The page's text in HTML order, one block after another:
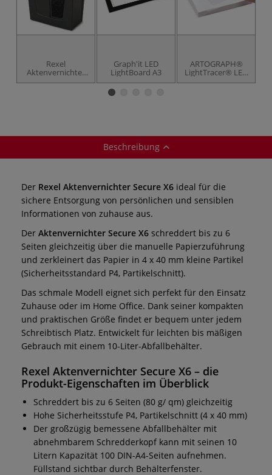
Rexel
Aktenvernichter
Secure S5
Graph'it LED
LightBoard A3
ARTOGRAPH®
LightTracer® LED
Lichtbox
Beschreibung
Der Rexel Aktenvernichter Secure X6 ideal für die
sichere Entsorgung von persönlichen und sensiblen
Informationen von zuhause aus.
Der Aktenvernichter Secure X6 schreddert bis zu 6
Seiten gleichzeitig über die manuelle Papierzuführung
und zerkleinert das Papier in 4 x 40 mm kleine Partikel
(Sicherheitsstandard P4, Partikelschnitt).
Das schmale Modell eignet sich perfekt für den Einsatz
Zuhause oder im Home Office. Dank seiner kompakten
und praktischen Größe findet er bequem unter jedem
Schreibtisch Platz. Entwickelt für leichten bis mäßigen
Gebrauch mit einem 10-Liter-Abfallbehälter.
Rexel Aktenvernichter Secure X6 – die
Produkt-Eigenschaften im Überblick
Schreddert bis zu 6 Seiten (80 g/ qm) gleichzeitig
Hohe Sicherheitsstufe P4, Partikelschnitt (4 x 40 mm)
Der großzügig bemessene Abfallbehälter mit
abnehmbarem Schredderkopf kann mit seinen 10
Litern Kapazität 100 DIN-A4-Seiten aufnehmen.
Füllstand sichtbar durch Behälterfenster.